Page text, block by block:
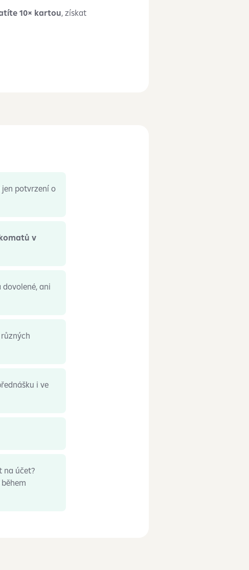
10× kartou, získat
potvrzení o
v
ani
i ve
na účet?